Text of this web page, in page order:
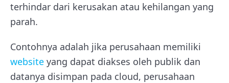
terhindar dari kerusakan atau kehilangan yang
parah.
Contohnya adalah jika perusahaan memiliki
website yang dapat diakses oleh publik dan
datanya disimpan pada cloud, perusahaan